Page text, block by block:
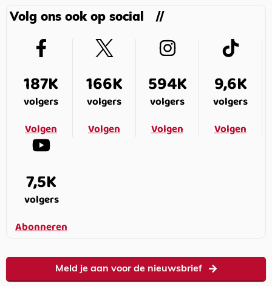
Volg ons ook op social
187K
volgers
Volgen
166K
volgers
Volgen
594K
volgers
Volgen
9,6K
volgers
Volgen
7,5K
volgers
Abonneren
Meld je aan voor de nieuwsbrief